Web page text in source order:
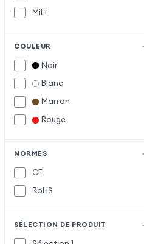
MiLi
COULEUR
Noir
Blanc
Marron
Rouge
NORMES
CE
RoHS
SÉLECTION DE PRODUIT